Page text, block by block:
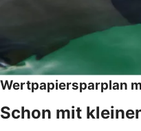
Wertpapiersparplan
Schon mit